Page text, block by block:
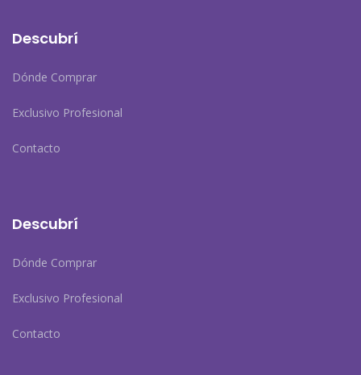
Descubrí
Dónde Comprar
Exclusivo Profesional
Contacto
Descubrí
Dónde Comprar
Exclusivo Profesional
Contacto